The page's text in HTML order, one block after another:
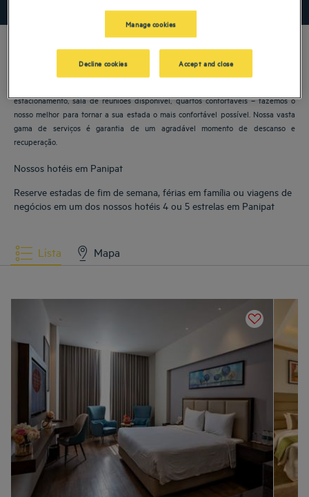
estacionamento, sala de reuniões disponível, quartos confortáveis – fazemos o
nosso melhor para tornar a sua estada o mais confortável possível. Nossa vasta
gama de serviços é garantia de um agradável momento de descanso e
recuperação.
Nossos hotéis em Panipat
Reserve estadas de fim de semana, férias em família ou viagens de
negócios em um dos nossos hotéis 4 ou 5 estrelas em Panipat
Lista Mapa
Manage cookies
Decline cookies Accept and close